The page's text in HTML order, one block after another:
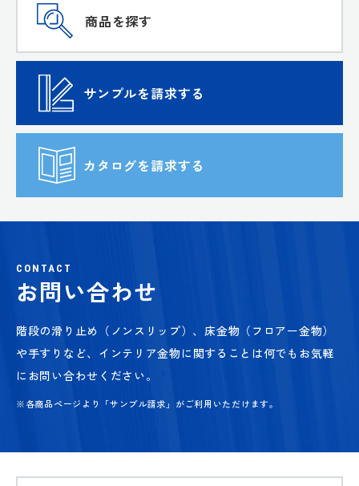
商品を探す
サンプルを請求する
カタログを請求する
CONTACT
お問い合わせ
階段の滑り止め（ノンスリップ）、床金物（フロアー金物）
や手すりなど、 インテリア金物に関することは何でもお気軽
にお問い合わせください。
※各商品ページより「サンプル請求」がご利用いただけます。